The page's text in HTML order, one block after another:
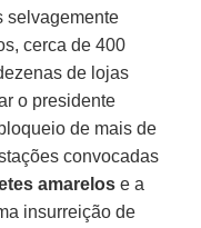
selvagemente
cerca de 400
de lojas
o presidente
de mais de
convocadas
amarelos e a
insurreição de